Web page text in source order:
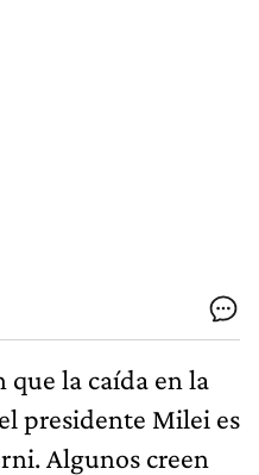
que la caída en la
presidente Milei es
Algunos creen